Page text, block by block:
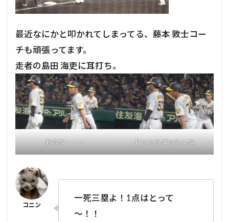
最近なにかと叩かれてしまってる、藤本 敦士コー
チも頑張ってます。
走者の島田 海吏に耳打ち。
あのな・・・ 打ったらダッシュな
一死三塁よ！1点はとって
～！！